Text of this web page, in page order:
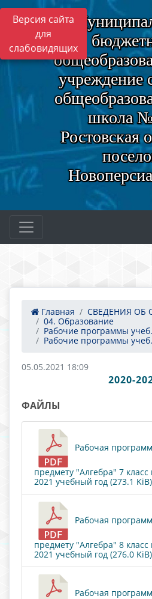
Версия сайта
для
слабовидящих
учреждение
школа
Ростовская
Главная
СВЕДЕНИЯ ОБ
04. Образование
Рабочие программы
Рабочие программы
05.05.2021 18:09
2020-
ФАЙЛЫ
Рабочая
предмету "Алгебра" 7 класс
2021 учебный год (273.1 KiB)
Рабочая
предмету "Алгебра" 8 класс
2021 учебный год (276.0 KiB)
Рабочая